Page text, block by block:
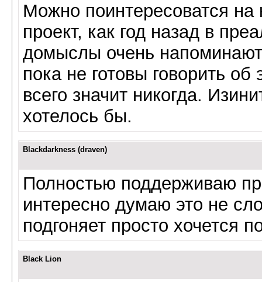
Можно поинтересоватся на
проект, как год назад в
домыслы очень
пока не готовы говорить
всего значит никогда.
хотелось бы.
Blackdarkness (draven)
Полностью поддерживаю
интересно думаю это не
подгоняет просто хочется
Black Lion